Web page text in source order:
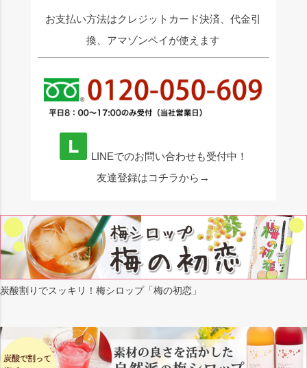
お支払い方法はクレジットカード決済、代金引
換、アマゾンペイが使えます
LINEでのお問い合わせも受付中！
友達登録はコチラから→
炭酸割りでスッキリ！梅シロップ「梅の初恋」